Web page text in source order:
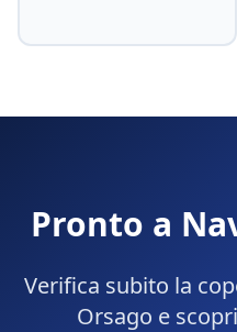
Pronto a
Verifica subito la
Orsago e